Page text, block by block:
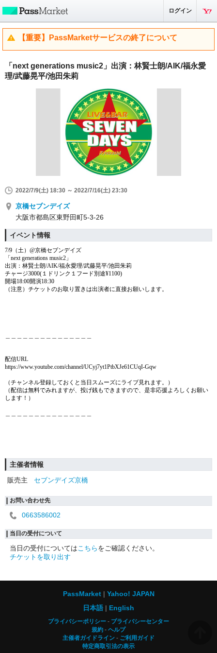
ログイン
【重要】PassMarketサービスの終了について
「next generations music2」​出演：林賢士朗​/AIK/福永愛
理/武藤晃平/池田朱莉​
2022/7/9(土) 18:30 ～ 2022/7/16(土) 23:30
京橋セブンデイズ
大阪市都島区東野田町5-3-26
イベント情報
7/9（土）@京橋セブンデイズ​
「next generations music2」​
出演：林賢士朗​/AIK/福永愛理/武藤晃平/池田朱莉​
チャージ3000(１ドリンク１フード別途¥1100)​
開場18:00開演18:30
（注意）チケットのお取り置きは出演者に直接お願いします。
配信URL
https://www.youtube.com/channel/UCyj7yt1PtbXJe61CUqI-Gqw
（チャンネル登録しておくと当日スムーズにライブ見れます。）
（配信は無料でみれますが、投げ銭もできますので、是非応援よろしくお願い
します！）
主催者情報
販売主
セブンデイズ京橋
お問い合わせ先
0663586002
当日の受付について
当日の受付についてはこちらをご確認ください。
チケットを取り出す
PassMarket
Yahoo! JAPAN
日本語
English
プライバシーポリシー
プライバシーセンター
規約
ヘルプ
主催者ガイドライン
ご利用ガイド
特定商取引法の表示